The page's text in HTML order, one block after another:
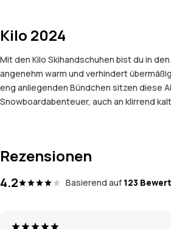
Kilo 2024
Mit den Kilo Skihandschuhen bist du in
angenehm warm und verhindert
eng anliegenden Bündchen sitzen diese
Snowboardabenteuer, auch an klirrend
Rezensionen
4.2 Basierend auf 123